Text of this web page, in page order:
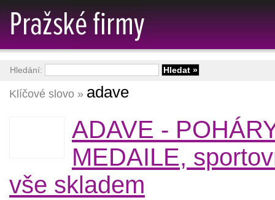
Klíčové slovo » adave
ADAVE -
MEDAILE,
vše skladem
Hledání: